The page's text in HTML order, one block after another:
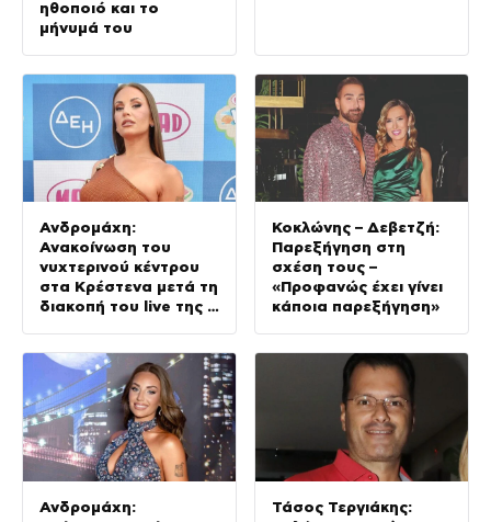
ηθοποιό και το
μήνυμά του
Ανδρομάχη:
Ανακοίνωση του
νυχτερινού κέντρου
στα Κρέστενα μετά τη
διακοπή του live της –
Κοκλώνης – Δεβετζή:
Παρεξήγηση στη
σχέση τους –
«Προφανώς έχει γίνει
κάποια παρεξήγηση»
Ανδρομάχη:
Τάσος Τεργιάκης: